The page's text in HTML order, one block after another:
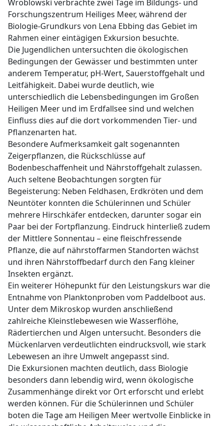
Wroblowski verbrachte zwei Tage im Bildungs- und
Forschungszentrum Heiliges Meer, während der
Biologie-Grundkurs von Lena Ebbing das Gebiet im
Rahmen einer eintägigen Exkursion besuchte.
Die Jugendlichen untersuchten die ökologischen
Bedingungen der Gewässer und bestimmten unter
anderem Temperatur, pH-Wert, Sauerstoffgehalt und
Leitfähigkeit. Dabei wurde deutlich, wie
unterschiedlich die Lebensbedingungen im Großen
Heiligen Meer und im Erdfallsee sind und welchen
Einfluss dies auf die dort vorkommenden Tier- und
Pflanzenarten hat.
Besondere Aufmerksamkeit galt sogenannten
Zeigerpflanzen, die Rückschlüsse auf
Bodenbeschaffenheit und Nährstoffgehalt zulassen.
Auch seltene Beobachtungen sorgten für
Begeisterung: Neben Feldhasen, Erdkröten und dem
Neuntöter konnten die Schülerinnen und Schüler
mehrere Hirschkäfer entdecken, darunter sogar ein
Paar bei der Fortpflanzung. Eindruck hinterließ zudem
der Mittlere Sonnentau – eine fleischfressende
Pflanze, die auf nährstoffarmen Standorten wächst
und ihren Nährstoffbedarf durch den Fang kleiner
Insekten ergänzt.
Ein weiterer Höhepunkt für den Leistungskurs war die
Entnahme von Planktonproben vom Paddelboot aus.
Unter dem Mikroskop wurden anschließend
zahlreiche Kleinstlebewesen wie Wasserflöhe,
Rädertierchen und Algen untersucht. Besonders die
Mückenlarven verdeutlichten eindrucksvoll, wie stark
Lebewesen an ihre Umwelt angepasst sind.
Die Exkursionen machten deutlich, dass Biologie
besonders dann lebendig wird, wenn ökologische
Zusammenhänge direkt vor Ort erforscht und erlebt
werden können. Für die Schülerinnen und Schüler
boten die Tage am Heiligen Meer wertvolle Einblicke in